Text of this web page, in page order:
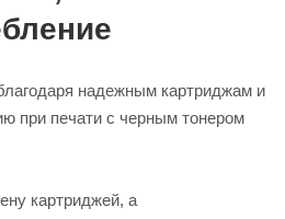
надежным картриджам и
при печати с черным тонером
картриджей, а